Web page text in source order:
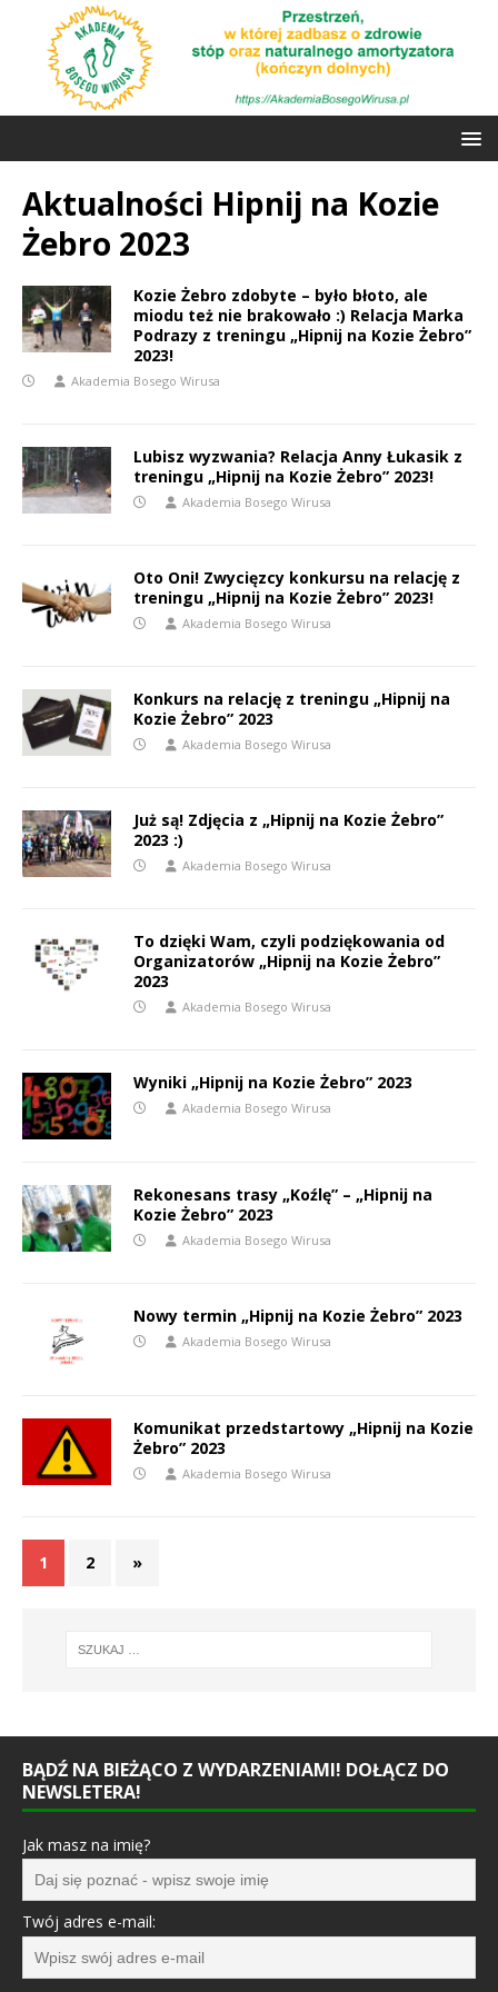
Aktualności Hipnij na Kozie
Żebro 2023
Kozie Żebro zdobyte – było błoto, ale
miodu też nie brakowało :) Relacja Marka
Podrazy z treningu „Hipnij na Kozie Żebro”
2023!
Akademia Bosego Wirusa
Lubisz wyzwania? Relacja Anny Łukasik z
treningu „Hipnij na Kozie Żebro” 2023!
Akademia Bosego Wirusa
Oto Oni! Zwycięzcy konkursu na relację z
treningu „Hipnij na Kozie Żebro” 2023!
Akademia Bosego Wirusa
Konkurs na relację z treningu „Hipnij na
Kozie Żebro” 2023
Akademia Bosego Wirusa
Już są! Zdjęcia z „Hipnij na Kozie Żebro”
2023 :)
Akademia Bosego Wirusa
To dzięki Wam, czyli podziękowania od
Organizatorów „Hipnij na Kozie Żebro”
2023
Akademia Bosego Wirusa
Wyniki „Hipnij na Kozie Żebro” 2023
Akademia Bosego Wirusa
Rekonesans trasy „Koźlę” – „Hipnij na
Kozie Żebro” 2023
Akademia Bosego Wirusa
Nowy termin „Hipnij na Kozie Żebro” 2023
Akademia Bosego Wirusa
Komunikat przedstartowy „Hipnij na Kozie
Żebro” 2023
Akademia Bosego Wirusa
1 2 »
BĄDŹ NA BIEŻĄCO Z WYDARZENIAMI! DOŁĄCZ DO
NEWSLETERA!
Jak masz na imię?
Twój adres e-mail: